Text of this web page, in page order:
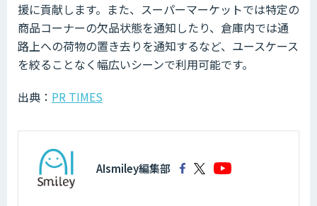
援に貢献します。また、スーパーマーケットでは特定の
商品コーナーの欠品状態を通知したり、倉庫内では通
路上への荷物の置き去りを通知するなど、ユースケース
を絞ることなく幅広いシーンで利用可能です。
出典： PR TIMES
AIsmiley編集部